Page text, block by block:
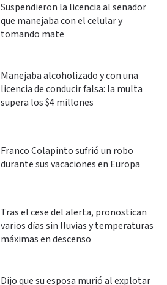
Suspendieron la licencia al senador
que manejaba con el celular y
tomando mate
Manejaba alcoholizado y con una
licencia de conducir falsa: la multa
supera los $4 millones
Franco Colapinto sufrió un robo
durante sus vacaciones en Europa
Tras el cese del alerta, pronostican
varios días sin lluvias y temperaturas
máximas en descenso
Dijo que su esposa murió al explotar